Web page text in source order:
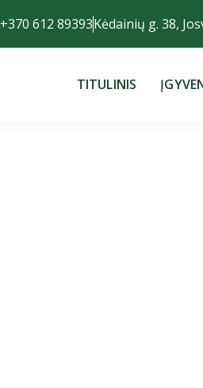
+370 612 89393Kėdainių g. 38,
TITULINIS